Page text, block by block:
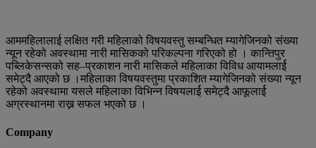
आममहिलालाई लक्षित गरी महिलाको विषयवस्तु सम्बन्धित म्यागेजिनको संख्या
न्यून रहेको अवस्थामा नारी मासिकको परिकल्पना गरिएको हो । कान्तिपुर
पब्लिकेसन्सको सह–प्रकाशन नारी मासिकले महिलाका विविध आयामलार्ई
समेट्दै आएको छ ।महिलाका विषयवस्तुमा प्रकाशित म्यागेजिनको संख्या न्यून
रहेको अवस्थामा यसले महिलाका विभिन्न विषयलार्ई समेट्दै आफूलार्ई
अग्रस्थानमा राख्न सफल भएको छ ।
Company